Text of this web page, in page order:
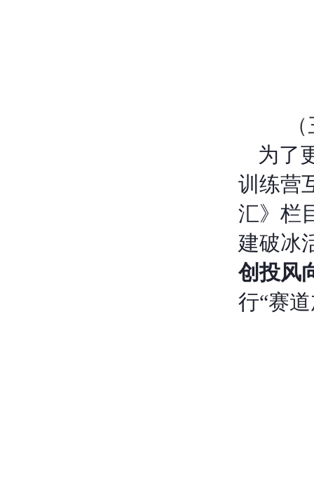
为了
训练营
汇》栏
建破冰
创投风
行“赛